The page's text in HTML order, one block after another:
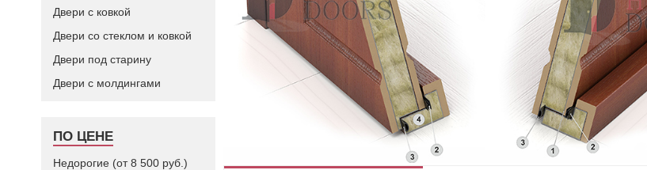
Двери с ковкой
Двери со стеклом и ковкой
Двери под старину
Двери с молдингами
ПО ЦЕНЕ
Недорогие (от 8 500 руб.)